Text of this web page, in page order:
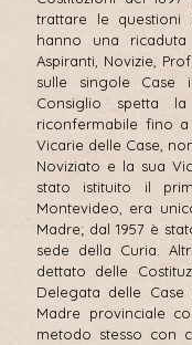
trattare le questioni
hanno una
Aspiranti, Novizie,
sulle singole Case
Consiglio spetta
riconfermabile fino
Vicarie delle Case,
Noviziato e la sua
stato istituito il
Montevideo, era
Madre; dal 1957 è
sede della Curia.
dettato delle
Delegata delle Case
Madre provinciale
metodo stesso con